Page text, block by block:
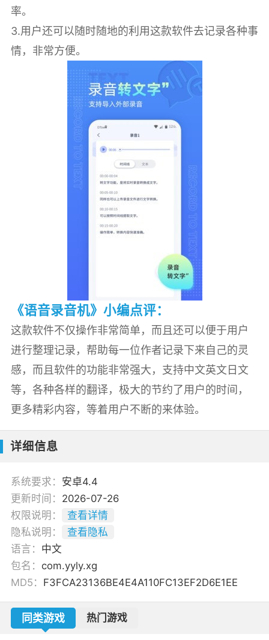
率。
3.用户还可以随时随地的利用这款软件去记录各种事
情，非常方便。
《语音录音机》小编点评：
这款软件不仅操作非常简单，而且还可以便于用户
进行整理记录，帮助每一位作者记录下来自己的灵
感，而且软件的功能非常强大，支持中文英文日文
等，各种各样的翻译，极大的节约了用户的时间，
更多精彩内容，等着用户不断的来体验。
详细信息
系统要求： 安卓4.4
更新时间： 2026-07-26
权限说明：
查看详情
隐私说明：
查看隐私
语言： 中文
包名： com.yyly.xg
MD5： F3FCA23136BE4E4A110FC13EF2D6E1EE
同类游戏 热门游戏